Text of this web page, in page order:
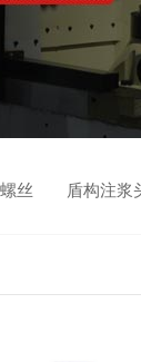
丝 盾构注浆